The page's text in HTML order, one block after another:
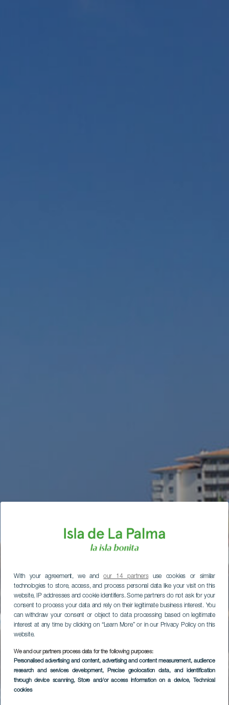
With your agreement, we andour 14 partnersuse cookies or similar
technologies to store, access, and process personal data like your visit on this
website, IP addresses and cookie identifiers. Some partners do not ask for your
consent to process your data and rely on their legitimate business interest. You
can withdraw your consent or object to data processing based on legitimate
interest at any time by clicking on “Learn More” or in our Privacy Policy on this
website.
We and our partners process data for the following purposes:
Personalised advertising and content, advertising and content measurement, audience
research and services development, Precise geolocation data, and identification
through device scanning, Store and/or access information on a device, Technical
cookies